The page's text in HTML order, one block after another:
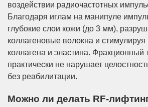
воздействии радиочастотных
Благодаря иглам на манипуле
глубокие слои кожи (до 3 мм),
коллагеновые волокна и
коллагена и эластина. Фракционный
практически не нарушает
без реабилитации.
Можно ли делать RF-